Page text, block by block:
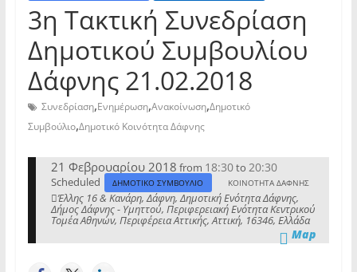
3η Τακτική Συνεδρίαση
Δημοτικού Συμβουλίου
Δάφνης 21.02.2018
Συνεδρίαση,Ενημέρωση,Ανακοίνωση,Δημοτικό
Συμβούλιο,Δημοτικό Κοινότητα Δάφνης
21 Φεβρουαρίου 2018 from 18:30to 20:30
Scheduled ΔΗΜΟΤΙΚΟ ΣΥΜΒΟΥΛΙΟ ΚΟΙΝΟΤΗΤΑ ΔΑΦΝΗΣ
Έλλης 16 & Κανάρη, Δάφνη, Δημοτική Ενότητα Δάφνης,
Δήμος Δάφνης - Υμηττού, Περιφερειακή Ενότητα Κεντρικού
Τομέα Αθηνών, Περιφέρεια Αττικής, Αττική, 16346, Ελλάδα
Map